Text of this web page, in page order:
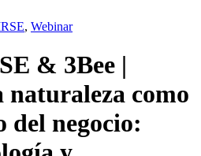
, Webinar
& 3Bee |
como
del negocio: